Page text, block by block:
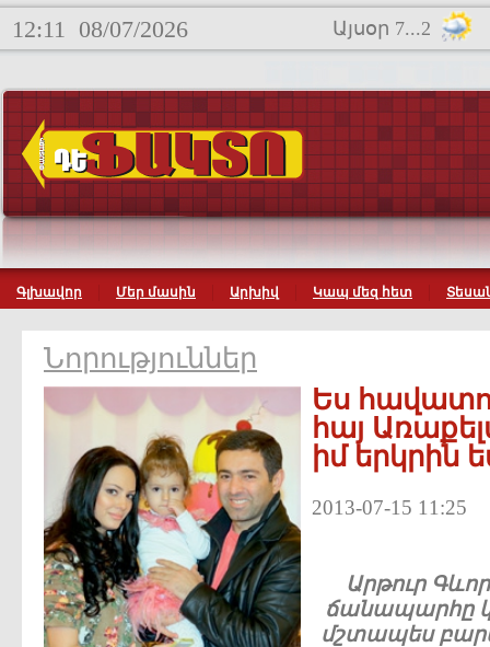
12:11 08/07/2026 Այսօր 7...2
Գլխավոր Մեր մասին Արխիվ Կապ մեզ հետ
Նորություններ
Ես
հայ
իմ երկրին
2013-07-15 11:25
Արթուր
ճանապարհը
մշտապես